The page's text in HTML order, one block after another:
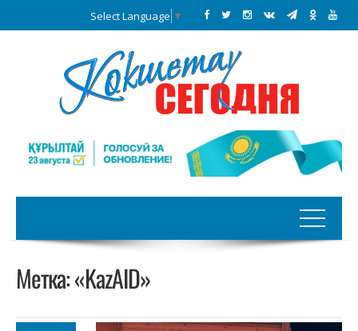
Select Language ▼
Метка:«KazAID»